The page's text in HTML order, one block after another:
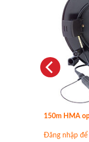
150m HMA
Đăng nhập để